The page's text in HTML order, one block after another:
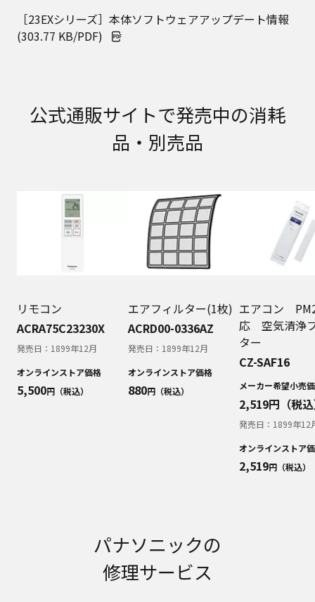
する場合や正当な理由がある場合を除き、第三者
に提供しません。お問い合わせは、ご相談された
窓口にご連絡ください。
様ご相談窓口の連絡先などが変更されている場合
があります。また、本ウェブサイトに公開されて
いる説明書の記載内容と、お客様がお持ちの商品
の仕様がその後のマイナーチェンジにより、異な
相違がある場合は、ご購入店、お近くの当社商品
の取扱店、または当社サービス会社に直接お問い
合わせください。また、商品に同梱される取扱説
明書が改訂されている場合、当社の選択により、
予告なく、発売当初のものに代えて、改訂版を本
ウェブサイトに掲載する場合もあります。ただ
修正・更新するものではありません。
商品には、取扱説明書を補足する操作ガイドなど
の印刷物が同梱されていることがありますが、本
ウェブサイトではそれらの印刷物は公開しており
ませんことをご了承ください。
安全上のご注意
商品ご使用時の安全上のご注意については、取扱
説明書に記載または別途同梱の別紙にてお客様に
ご提供しておりますが、本ウェブサイトでは別紙
にて提供している情報は公開しておりません。
についてのご質問等がありましたら、ご購入店、
お近くの当社商品の取扱店、または当社サービス
会社に直接お問い合わせください。
［23EXシリーズ］本体ソフトウェアアップデート情報
(303.77 KB/PDF)
公式通販サイトで発売中の消耗
品・別売品
リモコン
ACRA75C23230X
発売日： 1899年12月
オンラインストア価格
5,500円（税込）
エアフィルター(1枚)
ACRD00-0336AZ
発売日： 1899年12月
オンラインストア価格
880円（税込）
エアコン
応 空気清浄
ター
CZ-SAF16
メーカー希望小売
2,519円（税
発売日： 1899年12
オンラインストア
2,519円（税込）
パナソニックの
修理サービス